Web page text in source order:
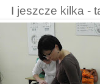
I jeszcze kilka -